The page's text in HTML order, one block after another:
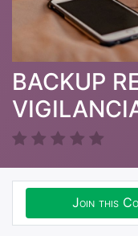
BACKUP
Join this